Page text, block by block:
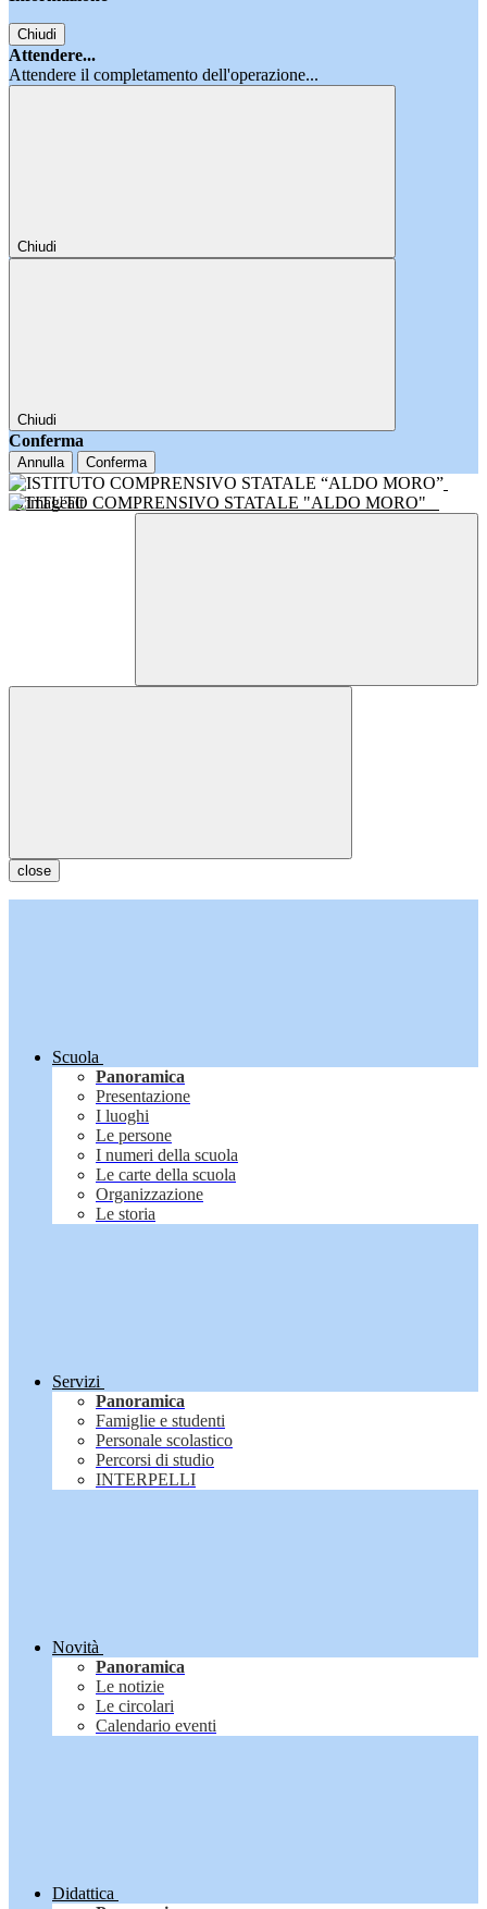
Chiudi
Attendere...
Attendere il completamento dell'operazione...
Chiudi
Chiudi
Conferma
Annulla Conferma
ISTITUTO COMPRENSIVO STATALE "ALDO MORO"
close
Scuola
Panoramica
Presentazione
I luoghi
Le persone
I numeri della scuola
Le carte della scuola
Organizzazione
Le storia
Servizi
Panoramica
Famiglie e studenti
Personale scolastico
Percorsi di studio
INTERPELLI
Novità
Panoramica
Le notizie
Le circolari
Calendario eventi
Didattica